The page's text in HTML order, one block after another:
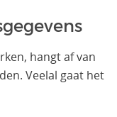
hangt af van
Veelal gaat het